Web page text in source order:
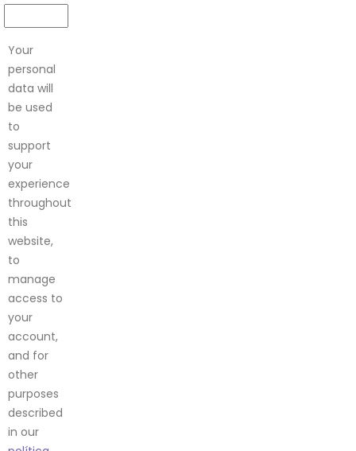
Obligatorio
Your
personal
data will
be used
to
support
your
experience
throughout
this
website,
to
manage
access to
your
account,
and for
other
purposes
described
in our